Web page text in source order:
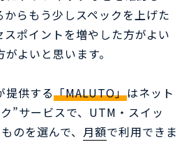
らもう少しスペックを上げた
ポイントを増やした方がよい
よいと思います。
提供する「MALUTO」はネット
”サービスで、UTM・スイッ
のを選んで、 月額で利用できま